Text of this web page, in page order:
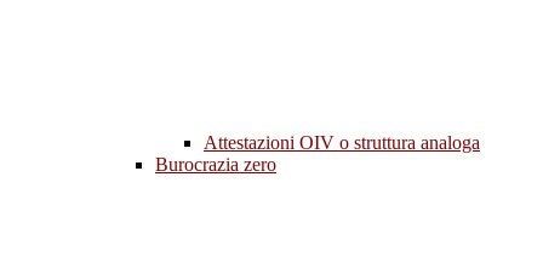
Attestazioni OIV o struttura analoga
Burocrazia zero